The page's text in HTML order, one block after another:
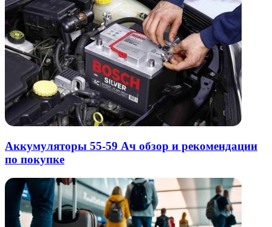
Аккумуляторы 55-59 Ач обзор и рекомендации
по покупке